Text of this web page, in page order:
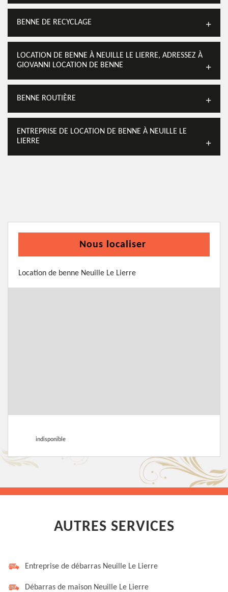
BENNE DE RECYCLAGE
LOCATION DE BENNE À NEUILLE LE LIERRE, ADRESSEZ À
GIOVANNI LOCATION DE BENNE
BENNE ROUTIÈRE
ENTREPRISE DE LOCATION DE BENNE À NEUILLE LE
LIERRE
Nous localiser
Location de benne Neuille Le Lierre
indisponible
AUTRES SERVICES
Entreprise de débarras Neuille Le Lierre
Débarras de maison Neuille Le Lierre